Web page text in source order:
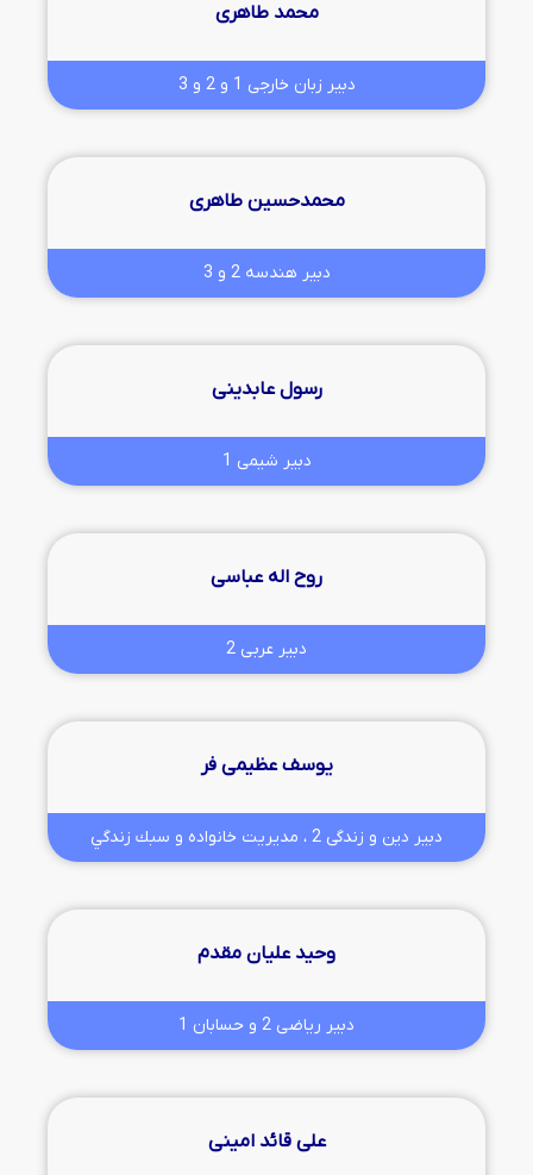
محمد طاهری
دبیر زبان خارجی 1 و 2 و 3
محمدحسین طاهری
دبیر هندسه 2 و 3
رسول عابدینی
دبیر شیمی 1
روح اله عباسی
دبیر عربی 2
یوسف عظیمی فر
دبیر دین و زندگی 2 ، مديريت خانواده و سبك زندگي
وحید علیان مقدم
دبیر ریاضی 2 و حسابان 1
علی قائد امینی